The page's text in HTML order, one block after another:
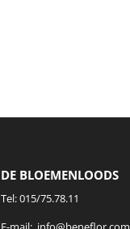
DE BLOEMENLOODS
Tel:015/75.78.11